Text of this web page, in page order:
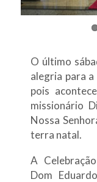
O último
alegria para
pois
missionário
Nossa
terra natal.
A
Dom